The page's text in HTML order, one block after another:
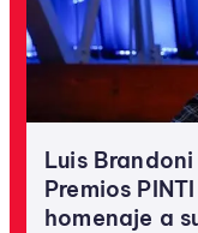
Luis
Premios
homenaje a